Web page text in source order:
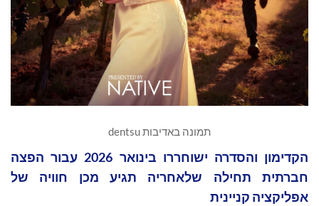
תמונה באדיבות dentsu
הקדימון והסדרה ישוחררו בינואר 2026 עבור הפצה
חברתית תחילה שלאחריה תגיע מכן חוויה של
אפליקציה קניינית